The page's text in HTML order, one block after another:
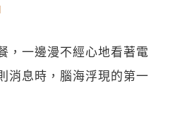
，一邊漫不經心地看著電
消息時，腦海浮現的第一